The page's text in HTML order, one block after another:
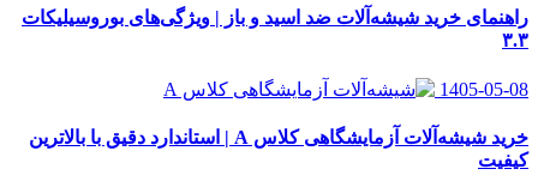
راهنمای خرید شیشه‌آلات ضد اسید و باز | ویژگی‌های بوروسیلیکات
۳.۳
1405-05-08
خرید شیشه‌آلات آزمایشگاهی کلاس A | استاندارد دقیق با بالاترین
کیفیت